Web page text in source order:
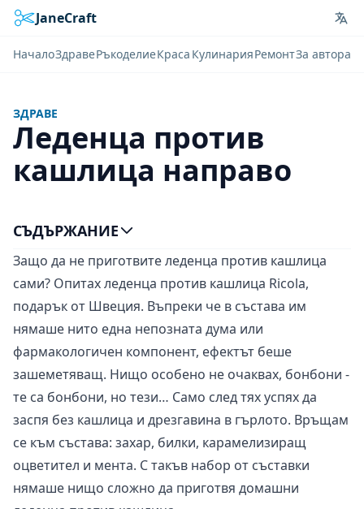
JaneCraft
НачалоЗдравеРъкоделиеКраса КулинарияРемонтЗа автора
ЗДРАВЕ
Леденца против
кашлица направо
Защо да не приготвите леденца против кашлица
сами? Опитах леденца против кашлица Ricola,
подарък от Швеция. Въпреки че в състава им
нямаше нито една непозната дума или
фармакологичен компонент, ефектът беше
зашеметяващ. Нищо особено не очаквах, бонбони -
те са бонбони, но тези… Само след тях успях да
заспя без кашлица и дрезгавина в гърлото. Връщам
се към състава: захар, билки, карамелизиращ
оцветител и мента. С такъв набор от съставки
нямаше нищо сложно да приготвя домашни
СЪДЪРЖАНИЕ